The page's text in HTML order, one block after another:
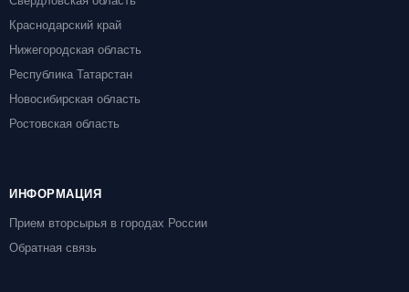
Краснодарский край
Нижегородская область
Республика Татарстан
Новосибирская область
Ростовская область
ИНФОРМАЦИЯ
Прием вторсырья в городах России
Обратная связь